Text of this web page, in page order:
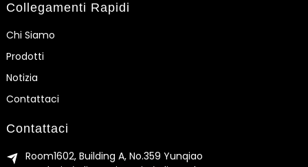
Collegamenti Rapidi
Chi Siamo
Prodotti
Notizia
Contattaci
Contattaci
Room1602, Building A, No.359 Yunqiao